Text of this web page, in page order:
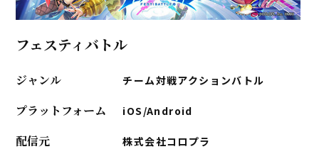
フェスティバトル
ジャンル チーム対戦アクションバトル
プラットフォーム iOS/Android
配信元 株式会社コロプラ